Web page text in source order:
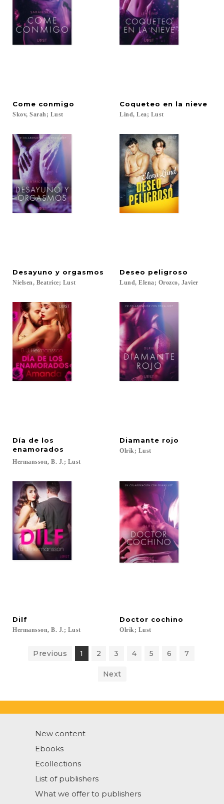
Come conmigo
Skov, Sarah; Lust
Coqueteo en la nieve
Lind, Lea; Lust
Desayuno y orgasmos
Nielsen, Beatrice; Lust
Deseo peligroso
Lund, Elena; Orozco, Javier
Día de los
enamorados
Hermansson, B. J.; Lust
Diamante rojo
Olrik; Lust
Dilf
Hermansson, B. J.; Lust
Doctor cochino
Olrik; Lust
Previous 1 2 3 4 5 6 7
Next
New content
Ebooks
Ecollections
List of publishers
What we offer to publishers